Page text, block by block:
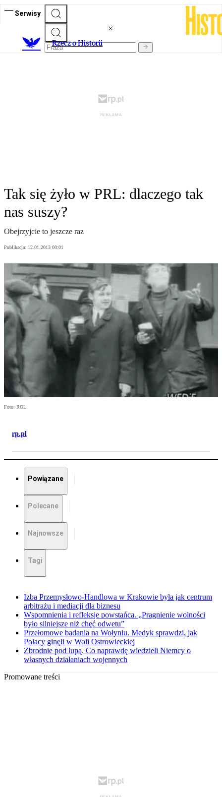
Serwisy
Rzecz o Historii
Tak się żyło w PRL: dlaczego tak
nas suszy?
Obejrzyjcie to jeszcze raz
Publikacja: 12.01.2013 00:01
Foto: ROL
rp.pl
Powiązane
Polecane
Najnowsze
Tagi
Izba Przemysłowo-Handlowa w Krakowie była jak centrum
arbitrażu i mediacji dla biznesu
Wspomnienia i refleksje powstańca. „Pragnienie wolności
było silniejsze niż chęć odwetu”
Przełomowe badania na Wołyniu. Medyk sprawdzi, jak
Polacy ginęli w Woli Ostrowieckiej
Zbrodnie pod lupą. Co naprawdę wiedzieli Niemcy o
własnych działaniach wojennych
Promowane treści